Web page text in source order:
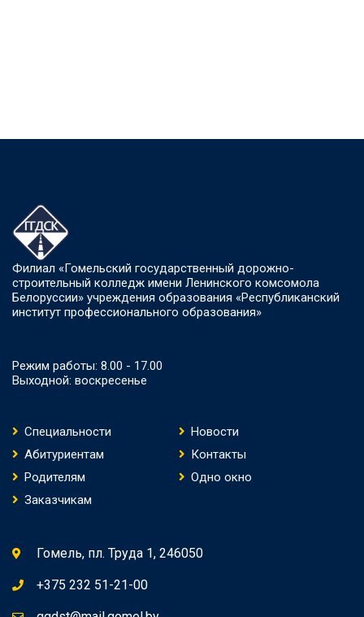
Филиал «Гомельский государственный дорожно-
строительный колледж имени Ленинского комсомола
Белоруссии» учреждения образования «Республиканский
институт профессионального образования»
Режим работы: 8.00 - 17.00
Выходной: воскресенье
Специальности
Новости
Абитуриентам
Контакты
Родителям
Одно окно
Заказчикам
Гомель, пл. Труда 1, 246050
+375 232 51-21-00